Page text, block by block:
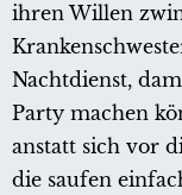
ihren Willen
Nachtdienst,
Party machen
anstatt sich vor
die saufen